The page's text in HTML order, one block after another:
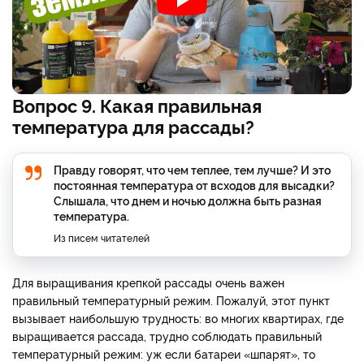
Вопрос 9. Какая правильная
температура для рассады?
Правду говорят, что чем теплее, тем лучше? И это
постоянная температура от всходов для высадки?
Слышала, что днем и ночью должна быть разная
температура.
Из писем читателей
Для выращивания крепкой рассады очень важен
правильный температурный режим. Пожалуй, этот пункт
вызывает наибольшую трудность: во многих квартирах, где
выращивается рассада, трудно соблюдать правильный
температурный режим: уж если батареи «шпарят», то